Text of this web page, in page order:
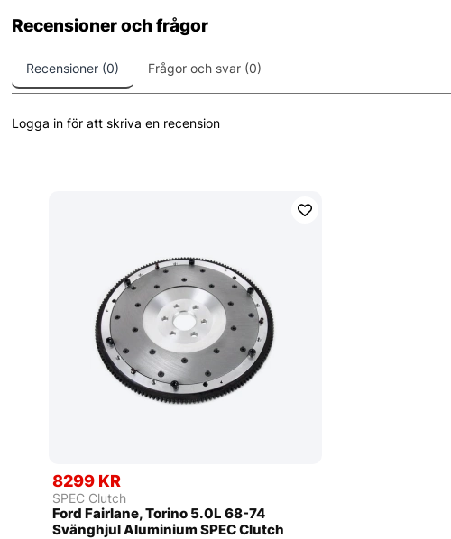
Recensioner och frågor
Recensioner (0) Frågor och svar (0)
Logga in för att skriva en recension
8299 KR
SPEC Clutch
Ford Fairlane, Torino 5.0L 68-74
Svänghjul Aluminium SPEC Clutch